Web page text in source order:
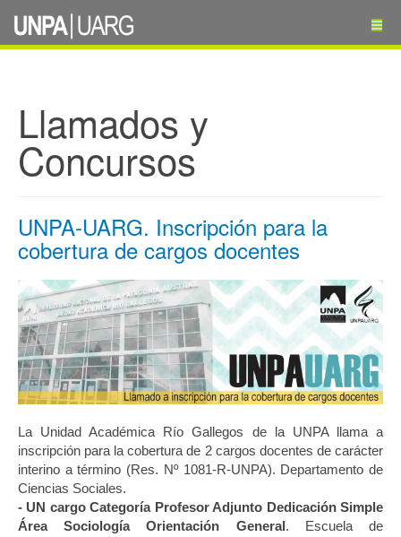
Llamados y
Concursos
UNPA-UARG. Inscripción para la
cobertura de cargos docentes
La Unidad Académica Río Gallegos de la UNPA llama a
inscripción para la cobertura de 2 cargos docentes de carácter
interino a término (Res. Nº 1081-R-UNPA). Departamento de
Ciencias Sociales.
- UN cargo Categoría Profesor Adjunto Dedicación Simple
Área Sociología Orientación General . Escuela de